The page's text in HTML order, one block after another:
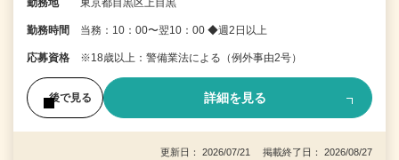
勤務時間 当務：10：00〜翌10：00 ◆週2日以上
応募資格 ※18歳以上：警備業法による（例外事由2号）
後で見る 詳細を見る
更新日： 2026/07/21 掲載終了日： 2026/08/27